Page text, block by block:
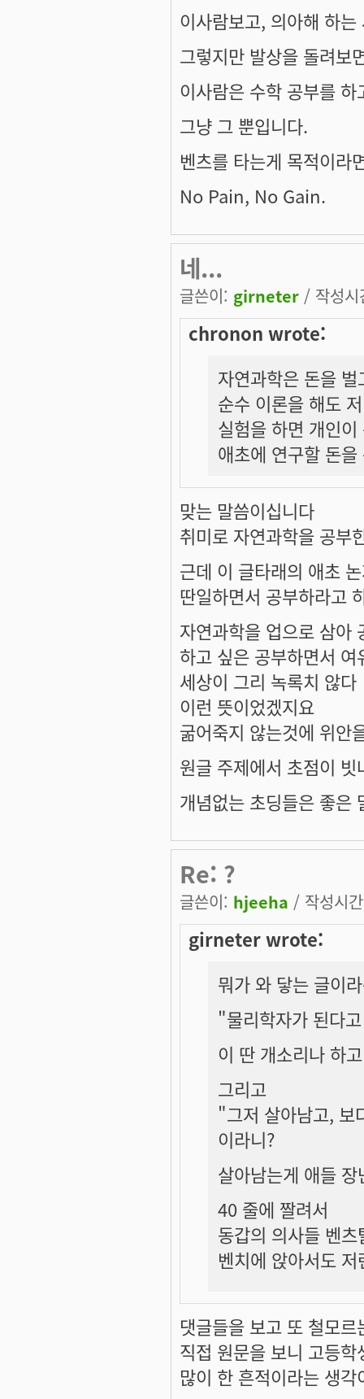
이사람보고, 의아해 하
그렇지만 발상을 돌려보
이사람은 수학 공부를
그냥 그 뿐입니다.
벤츠를 타는게 목적이라
No Pain, No Gain.
네...
글쓴이: girneter / 작성
chronon wrote:
자연과학은 돈을
순수 이론을 해도
실험을 하면 개인
애초에 연구할 돈
맞는 말씀이십니다
취미로 자연과학을 공부
근데 이 글타래의 애초
딴일하면서 공부하라고
자연과학을 업으로 삼아
하고 싶은 공부하면서
세상이 그리 녹록치 않다
이런 뜻이었겠지요
굶어죽지 않는것에 위안
원글 주제에서 초점이
개념없는 초딩들은 좋은
Re: ?
글쓴이: hjeeha / 작성시
girneter wrote:
뭐가 와 닿는 글이
"물리학자가 된다
이 딴 개소리나 하
그리고
"그저 살아남고, 보
이라니?
살아남는게 애들 장
40 줄에 짤려서
동갑의 의사들 벤츠
벤치에 앉아서도
댓글들을 보고 또 철모
직접 원문을 보니 고등
많이 한 흔적이라는 생각